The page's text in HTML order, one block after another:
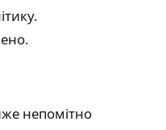
непомітно